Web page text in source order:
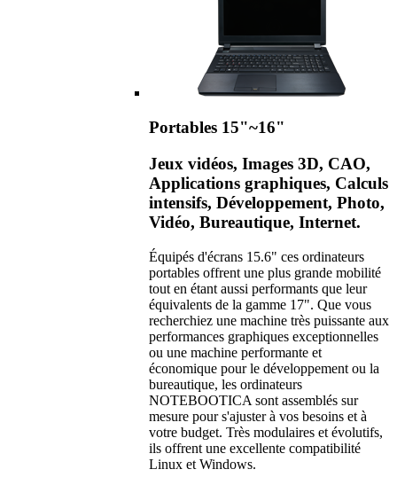
Portables 15"~16"
Jeux vidéos, Images 3D, CAO,
Applications graphiques, Calculs
intensifs, Développement, Photo,
Vidéo, Bureautique, Internet.
Équipés d'écrans 15.6" ces ordinateurs
portables offrent une plus grande mobilité
tout en étant aussi performants que leur
équivalents de la gamme 17". Que vous
recherchiez une machine très puissante aux
performances graphiques exceptionnelles
ou une machine performante et
économique pour le développement ou la
bureautique, les ordinateurs
NOTEBOOTICA sont assemblés sur
mesure pour s'ajuster à vos besoins et à
votre budget. Très modulaires et évolutifs,
ils offrent une excellente compatibilité
Linux et Windows.